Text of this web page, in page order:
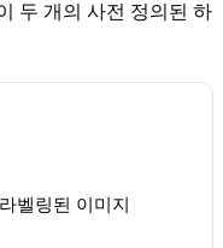
두 개의 사전 정의된 하
벨링된 이미지